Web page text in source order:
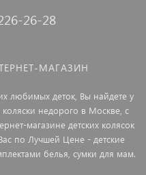
26-28
МАГАЗИН
любимых деток, Вы найдете у
недорого в Москве, с
магазине детских колясок
по Лучшей Цене - детские
белья, сумки для мам.